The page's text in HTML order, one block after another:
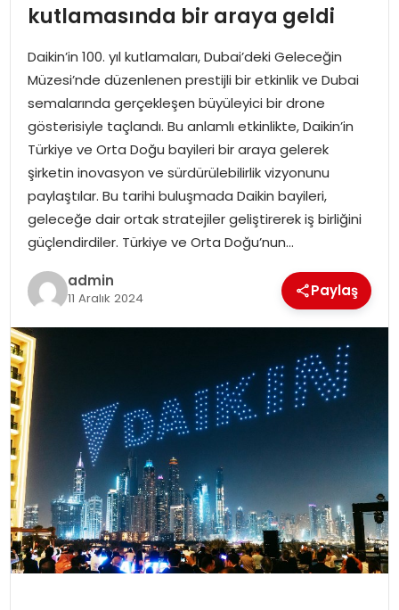
İDEAL SPOR
YAŞAM
MAGAZIN
SAĞLIK
SOSYAL HABER
kutlamasında bir araya geldi
Daikin’in 100. yıl kutlamaları, Dubai’deki Geleceğin
Müzesi’nde düzenlenen prestijli bir etkinlik ve Dubai
semalarında gerçekleşen büyüleyici bir drone
gösterisiyle taçlandı. Bu anlamlı etkinlikte, Daikin’in
Türkiye ve Orta Doğu bayileri bir araya gelerek
şirketin inovasyon ve sürdürülebilirlik vizyonunu
paylaştılar. Bu tarihi buluşmada Daikin bayileri,
geleceğe dair ortak stratejiler geliştirerek iş birliğini
güçlendirdiler. Türkiye ve Orta Doğu’nun…
admin
11 Aralık 2024 Paylaş